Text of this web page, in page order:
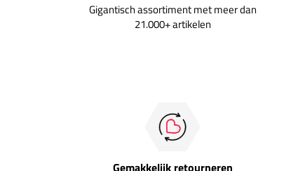
Gigantisch assortiment met meer dan
21.000+ artikelen
Gemakkelijk retourneren